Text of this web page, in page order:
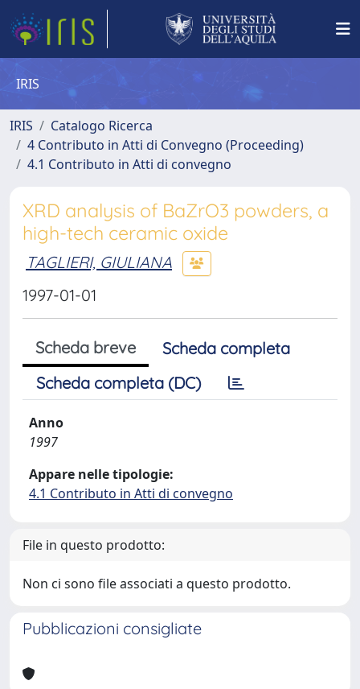
IRIS
IRIS
Catalogo Ricerca
4 Contributo in Atti di Convegno (Proceeding)
4.1 Contributo in Atti di convegno
XRD analysis of BaZrO3 powders, a
high-tech ceramic oxide
TAGLIERI, GIULIANA
1997-01-01
Scheda breve
Scheda completa
Scheda completa (DC)
Anno
1997
Appare nelle tipologie:
4.1 Contributo in Atti di convegno
File in questo prodotto:
Non ci sono file associati a questo prodotto.
Pubblicazioni consigliate